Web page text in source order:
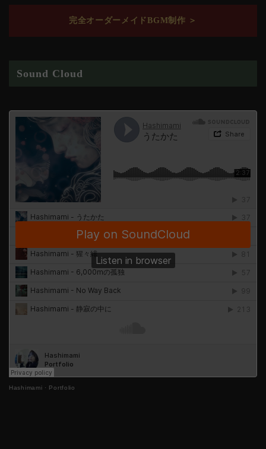
完全オーダーメイドBGM制作 ＞
Sound Cloud
Hashimami · Portfolio